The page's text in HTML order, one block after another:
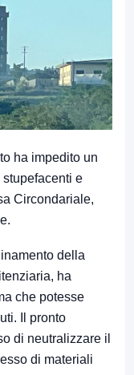
ha impedito un
e
Circondariale,
della
ha
che potesse
Il pronto
di neutralizzare il
di materiali